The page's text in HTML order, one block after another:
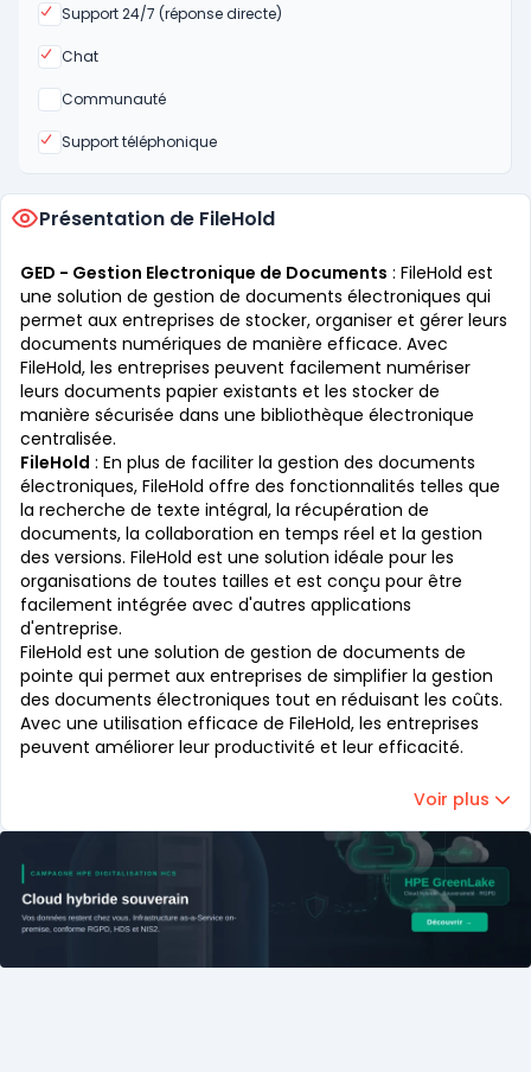
Support 24/7 (réponse directe)
Oui
Chat
Oui
Communauté
Non
Support téléphonique
Oui
Présentation de FileHold
GED - Gestion Electronique de Documents : FileHold est
une solution de gestion de documents électroniques qui
permet aux entreprises de stocker, organiser et gérer leurs
documents numériques de manière efficace. Avec
FileHold, les entreprises peuvent facilement numériser
leurs documents papier existants et les stocker de
manière sécurisée dans une bibliothèque électronique
centralisée.
FileHold : En plus de faciliter la gestion des documents
électroniques, FileHold offre des fonctionnalités telles que
la recherche de texte intégral, la récupération de
documents, la collaboration en temps réel et la gestion
des versions. FileHold est une solution idéale pour les
organisations de toutes tailles et est conçu pour être
facilement intégrée avec d'autres applications
d'entreprise.
FileHold est une solution de gestion de documents de
pointe qui permet aux entreprises de simplifier la gestion
des documents électroniques tout en réduisant les coûts.
Avec une utilisation efficace de FileHold, les entreprises
peuvent améliorer leur productivité et leur efficacité.
Voir plus